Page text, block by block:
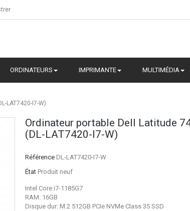
ORDINATEURS IMPRIMANTE MULTIMÉDIA
LAT7420-I7-W)
Ordinateur portable Dell Latitude
(DL-LAT7420-I7-W)
Référence DL-LAT7420-I7-W
État Produit neuf
Intel Core i7-1185G7
RAM: 16GB
Disque dur: M.2 512GB PCIe NVMe Class 35 SSD